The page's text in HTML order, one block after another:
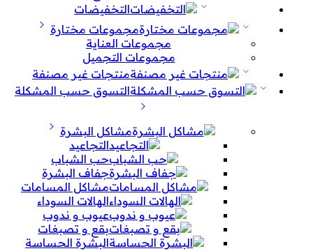
التخفيضات
مجموعات مختارة
مجموعات العناية
مجموعات التجميل
منتجات غير مصنفة
التسوق حسب المشكلة
مشاكل البشرة
التجاعيد
حب الشباب
جفاف البشرة
مشاكل المسامات
الهالات السوداء
عيوب و ندوب
بقع و تصبغات
البشرة الحساسة